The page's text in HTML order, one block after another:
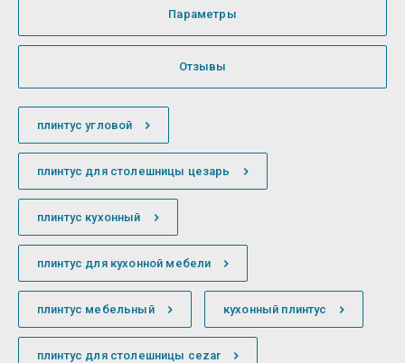
Параметры
Отзывы
плинтус угловой
плинтус для столешницы цезарь
плинтус кухонный
плинтус для кухонной мебели
плинтус мебельный кухонный плинтус
плинтус для столешницы cezar